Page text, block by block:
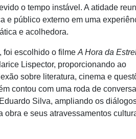
o tempo instável. A atidade
e público externo em uma
e acolhedora.
foi escolhido o filme A Hora da
Lispector, proporcionando ao
sobre literatura, cinema e
contou com uma roda de conversa
Silva, ampliando os
obra e seus atravessamentos